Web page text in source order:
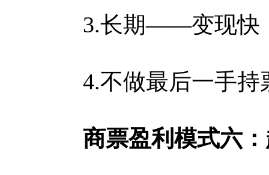
3.长期——变现快
4.不做最后一手持
商票盈利模式六